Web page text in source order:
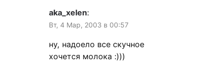
aka_xelen:
Вт, 4 Мар, 2003 в 00:57
ну, надоело все скучное
хочется молока :)))